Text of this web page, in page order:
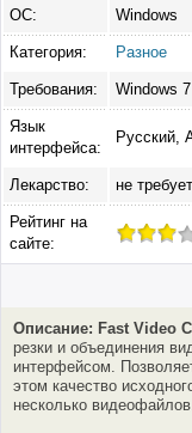
ОС: Windows
Категория: Разное
Требования: Windows
Язык
интерфейса:
Русский,
Лекарство: не
Рейтинг на
сайте:
Описание: Fast Video
резки и объединения
интерфейсом.
этом качество
несколько